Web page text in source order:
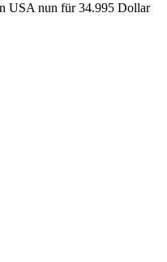
USA nun für 34.995 Dollar